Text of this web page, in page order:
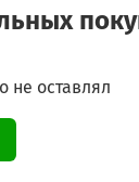
не оставлял